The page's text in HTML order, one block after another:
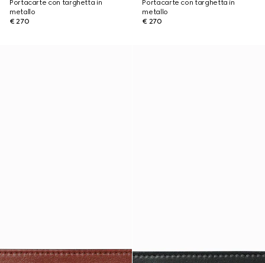
Portacarte con targhetta in
metallo
€ 270
Portacarte con targhetta in
metallo
€ 270